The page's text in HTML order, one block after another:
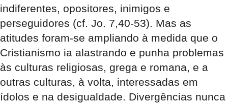
indiferentes, opositores, inimigos e
perseguidores (cf. Jo. 7,40-53). Mas as
atitudes foram-se ampliando à medida que o
Cristianismo ia alastrando e punha problemas
às culturas religiosas, grega e romana, e a
outras culturas, à volta, interessadas em
ídolos e na desigualdade. Divergências nunca